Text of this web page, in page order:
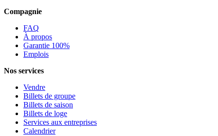
Compagnie
FAQ
À propos
Garantie 100%
Emplois
Nos services
Vendre
Billets de groupe
Billets de saison
Billets de loge
Services aux entreprises
Calendrier